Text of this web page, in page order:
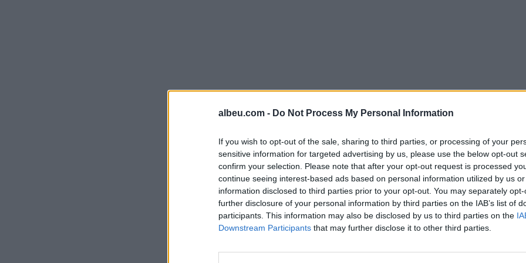
albeu.com - Do Not Process My Personal Information
If you wish to opt-out of the sale, sharing to third parties, or processing of your
sensitive information for targeted advertising by us, please use the below opt-out
confirm your selection. Please note that after your opt-out request is processed
continue seeing interest-based ads based on personal information utilized by us
information disclosed to third parties prior to your opt-out. You may separately
further disclosure of your personal information by third parties on the IAB’s list of
participants. This information may also be disclosed by us to third parties on the
Downstream Participants that may further disclose it to other third parties.